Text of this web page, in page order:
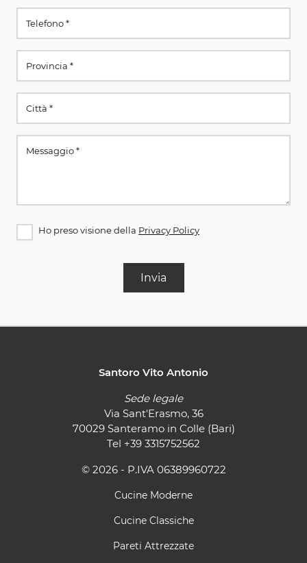
Ho preso visione della Privacy Policy
Invia
Santoro Vito Antonio
Sede legale
Via Sant'Erasmo, 36
70029 Santeramo in Colle (Bari)
Tel +39 3315752562
© 2026 - P.IVA 06389960722
Cucine Moderne
Cucine Classiche
Pareti Attrezzate